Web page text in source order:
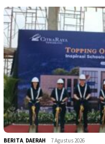
BERITA, DAERAH 7 Agustus 2026